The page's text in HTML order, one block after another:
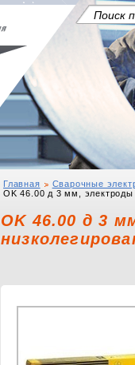
Главная
Сварочные
OK 46.00 д 3 мм, электроды
OK 46.00 д 3